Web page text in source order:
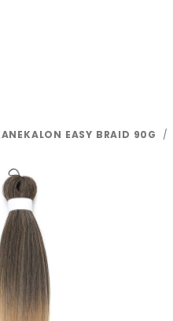
EASY BRAID 90G /